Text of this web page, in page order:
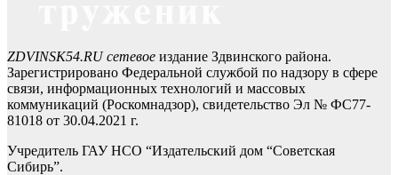
ZDVINSK54.RU сетевое издание Здвинского района.
Зарегистрировано Федеральной службой по надзору в сфере
связи, информационных технологий и массовых
коммуникаций (Роскомнадзор), свидетельство Эл № ФС77-
81018 от 30.04.2021 г.
Учредитель ГАУ НСО “Издательский дом “Советская
Сибирь”.